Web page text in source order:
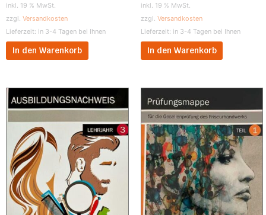
inkl. 19 % MwSt.
zzgl. Versandkosten
Lieferzeit: in 3-4 Tagen bei Ihnen
In den Warenkorb
inkl. 19 % MwSt.
zzgl. Versandkosten
Lieferzeit: in 3-4 Tagen bei Ihnen
In den Warenkorb